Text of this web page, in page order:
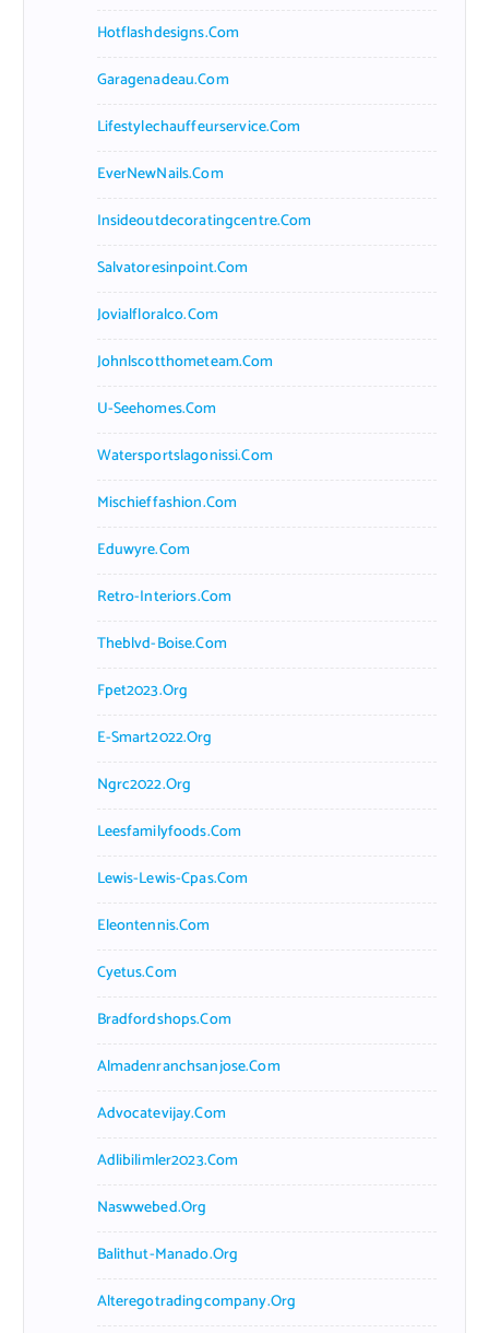
Hotflashdesigns.com
Garagenadeau.com
Lifestylechauffeurservice.com
EverNewNails.com
Insideoutdecoratingcentre.com
Salvatoresinpoint.com
Jovialfloralco.com
Johnlscotthometeam.com
U-Seehomes.com
Watersportslagonissi.com
Mischieffashion.com
Eduwyre.com
Retro-Interiors.com
Theblvd-Boise.com
Fpet2023.org
E-Smart2022.org
Ngrc2022.org
Leesfamilyfoods.com
Lewis-Lewis-Cpas.com
Eleontennis.com
Cyetus.com
Bradfordshops.com
Almadenranchsanjose.com
Advocatevijay.com
Adlibilimler2023.com
Naswwebed.org
Balithut-Manado.org
Alteregotradingcompany.org